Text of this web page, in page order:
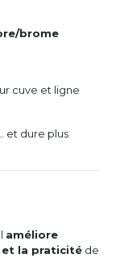
brome
cuve et ligne
et dure plus
améliore
et la praticité de